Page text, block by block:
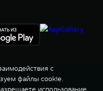
с
файлы cookie.
использование